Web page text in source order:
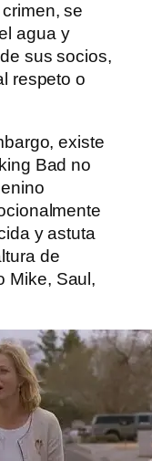
se
agua y
sus socios,
respeto o
existe
Bad no
y astuta
de
Mike, Saul,